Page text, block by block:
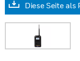
Diese Seite als